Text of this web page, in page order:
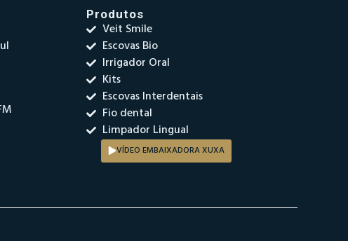
Produtos
Veit Smile
Escovas Bio
Irrigador Oral
Kits
Escovas Interdentais
Fio dental
Limpador Lingual
VÍDEO EMBAIXADORA XUXA